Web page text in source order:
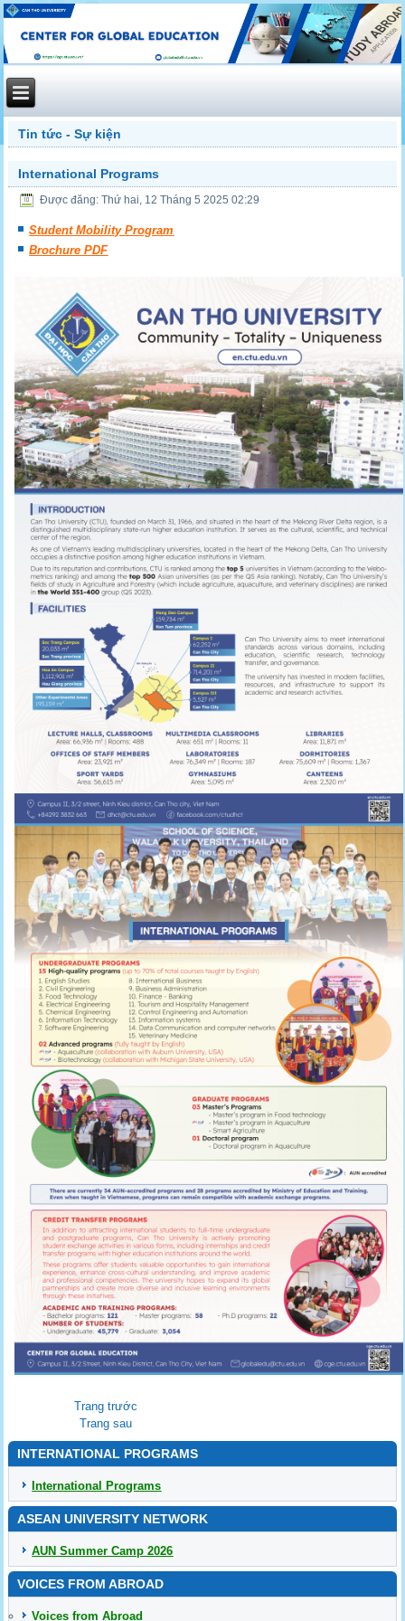
Tin tức - Sự kiện
International Programs
Được đăng: Thứ hai, 12 Tháng 5 2025 02:29
Student Mobility Program
Brochure PDF
Trang trước
Trang sau
INTERNATIONAL PROGRAMS
International Programs
ASEAN UNIVERSITY NETWORK
AUN Summer Camp 2026
VOICES FROM ABROAD
Voices from Abroad